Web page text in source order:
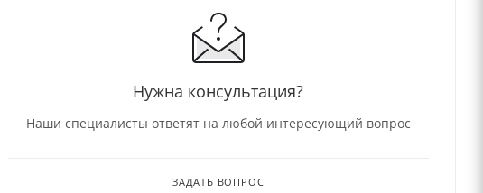
Нужна консультация?
Наши специалисты ответят на любой интересующий вопрос
ЗАДАТЬ ВОПРОС